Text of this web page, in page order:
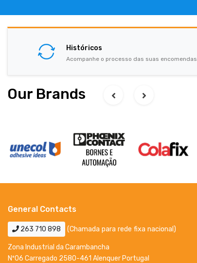
Históricos
Acompanhe o processo das suas encomendas
Our Brands
General Contacts
263 710 898 (Chamada para rede fixa nacional)
Zona Industrial da Carambancha
Nº06 Carregado 2580-461 Alenquer Portugal